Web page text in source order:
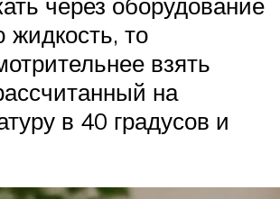
жидкость, то
взять
на
в 40 градусов и